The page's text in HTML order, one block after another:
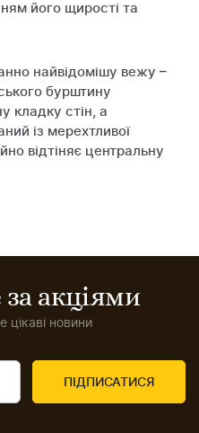
його щирості та
найвідомішу вежу –
бурштину
кладку стін, а
із мерехтливої
відтіняє центральну
за акціями
новини